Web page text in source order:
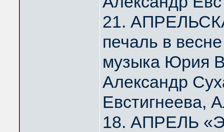
21.
печаль в
музыка Юрия
Александр
Евстигнеева,
18. АПРЕЛЬ